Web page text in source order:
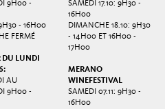
9H00 -
- 16H00
FERMÉ
DU LUNDI
AU
9H00 -
SAMEDI 17.10: 9H30 -
16H00
DIMANCHE 18.10: 9H30
- 14H00 ET 16H00 -
17H00
MERANO
WINEFESTIVAL
SAMEDI 07.11: 9H30 -
16H00